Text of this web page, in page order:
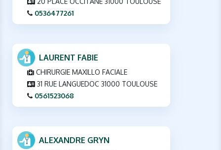
0536477261
LAURENT FABIE
CHIRURGIE MAXILLO FACIALE
31 RUE LANGUEDOC 31000 TOULOUSE
0561523068
ALEXANDRE GRYN